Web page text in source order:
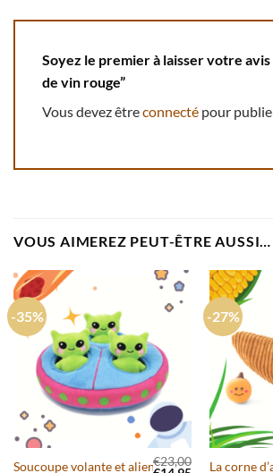
Soyez le premier à laisser votre
de vin rouge”
Vous devez êtreconnecté pour
VOUS AIMEREZ PEUT-ÊTRE AUSSI…
-35%
Soucoupe volante et aliens
€23,00
-27%
La corne